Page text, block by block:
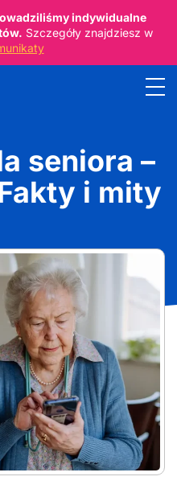
indywidualne
Szczegóły znajdziesz w
seniora –
i mity